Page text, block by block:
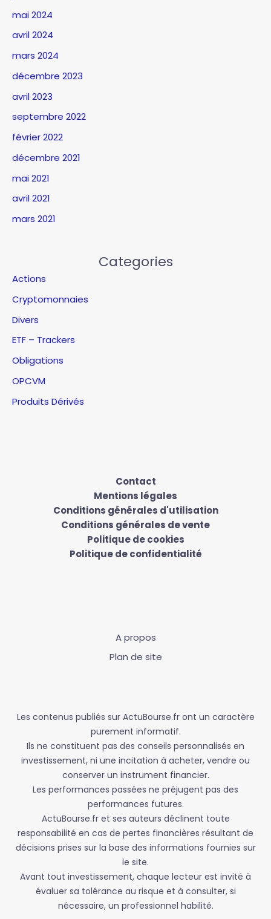
mai 2024
avril 2024
mars 2024
décembre 2023
avril 2023
septembre 2022
février 2022
décembre 2021
mai 2021
avril 2021
mars 2021
Categories
Actions
Cryptomonnaies
Divers
ETF – Trackers
Obligations
OPCVM
Produits Dérivés
Contact
Mentions légales
Conditions générales d'utilisation
Conditions générales de vente
Politique de cookies
Politique de confidentialité
A propos
Plan de site
Les contenus publiés sur ActuBourse.fr ont un caractère
purement informatif.
Ils ne constituent pas des conseils personnalisés en
investissement, ni une incitation à acheter, vendre ou
conserver un instrument financier.
Les performances passées ne préjugent pas des
performances futures.
ActuBourse.fr et ses auteurs déclinent toute
responsabilité en cas de pertes financières résultant de
décisions prises sur la base des informations fournies sur
le site.
Avant tout investissement, chaque lecteur est invité à
évaluer sa tolérance au risque et à consulter, si
nécessaire, un professionnel habilité.